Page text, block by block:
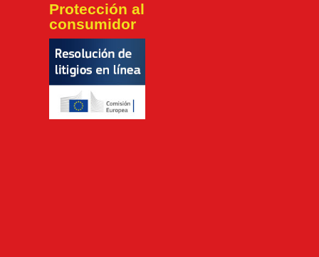
Protección al
consumidor